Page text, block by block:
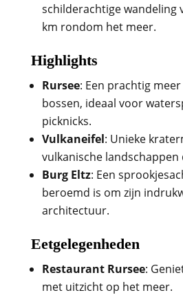
schilderachtige wandeling
km rondom het meer.
Highlights
Rursee: Een prachtig
bossen, ideaal voor
picknicks.
Vulkaneifel: Unieke
vulkanische
Burg Eltz: Een
beroemd is om zijn
architectuur.
Eetgelegenheden
Restaurant Rursee:
met uitzicht op het meer.